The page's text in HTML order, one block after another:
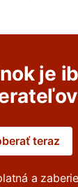
je
teraz
a